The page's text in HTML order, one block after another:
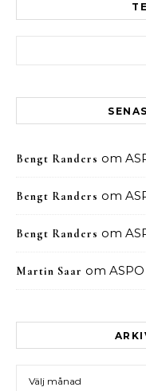
Bengt Randers om
Bengt Randers om
Bengt Randers om
Martin Saar om